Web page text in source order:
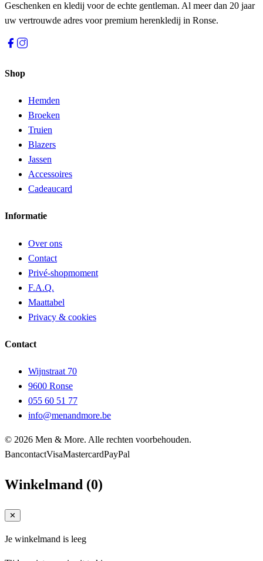
Geschenken en kledij voor de echte gentleman. Al meer dan 20 jaar
uw vertrouwde adres voor premium herenkledij in Ronse.
Shop
Hemden
Broeken
Truien
Blazers
Jassen
Accessoires
Cadeaucard
Informatie
Over ons
Contact
Privé-shopmoment
F.A.Q.
Maattabel
Privacy & cookies
Contact
Wijnstraat 70
9600 Ronse
055 60 51 77
info@menandmore.be
© 2026 Men & More. Alle rechten voorbehouden.
BancontactVisaMastercardPayPal
Winkelmand (0)
✕
Je winkelmand is leeg